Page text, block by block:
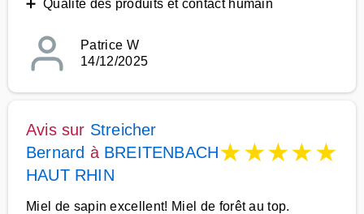
➕ Qualité des produits et contact humain
Patrice W
14/12/2025
Avis sur Streicher
Bernard à BREITENBACH
HAUT RHIN
★★★★★
Miel de sapin excellent! Miel de forêt au top.